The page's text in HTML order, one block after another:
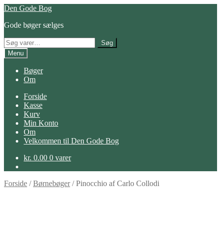
Spring
navigation
Spring
indhold
Den Gode Bog
Gode bøger sælges
Søg
efter:
Søg
Menu
Bøger
Om
Forside
Kasse
Kurv
Min Konto
Om
Velkommen til Den Gode Bog
kr. 0.00 0 varer
Forside /Børnebøger/Pinocchio af Carlo Collodi